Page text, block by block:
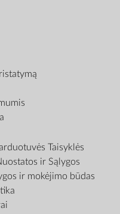
Taisyklės
ir Sąlygos
ir mokėjimo būdas